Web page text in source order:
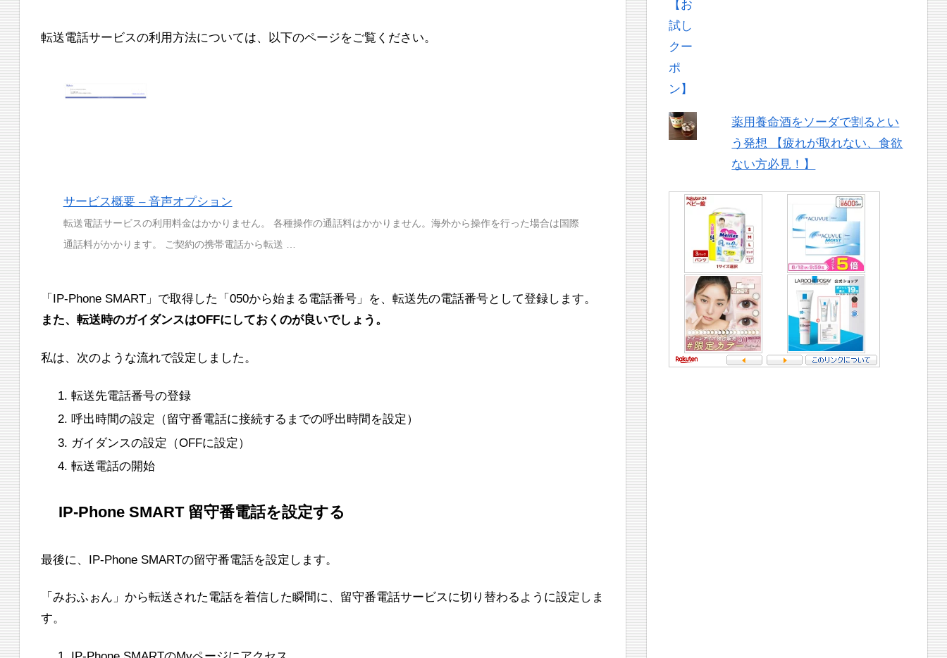
転送電話サービスの利用方法については、以下のページをご覧ください。
サービス概要 – 音声オプション
転送電話サービスの利用料金はかかりません。 各種操作の通話料はかかりません。海外から操作を行った場合は国際
通話料がかかります。 ご契約の携帯電話から転送 …
「IP-Phone SMART」で取得した「050から始まる電話番号」を、転送先の電話番号として登録します。
また、転送時のガイダンスはOFFにしておくのが良いでしょう。
私は、次のような流れで設定しました。
転送先電話番号の登録
呼出時間の設定（留守番電話に接続するまでの呼出時間を設定）
ガイダンスの設定（OFFに設定）
転送電話の開始
IP-Phone SMART 留守番電話を設定する
最後に、IP-Phone SMARTの留守番電話を設定します。
「みおふぉん」から転送された電話を着信した瞬間に、留守番電話サービスに切り替わるように設定しま
す。
薬用養命酒をソーダで割るとい
う発想 【疲れが取れない、食欲
ない方必見！】